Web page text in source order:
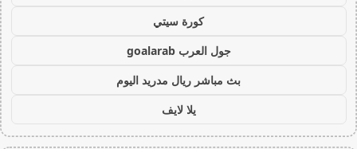
كورة سيتي
جول العرب goalarab
بث مباشر ريال مدريد اليوم
يلا لايف